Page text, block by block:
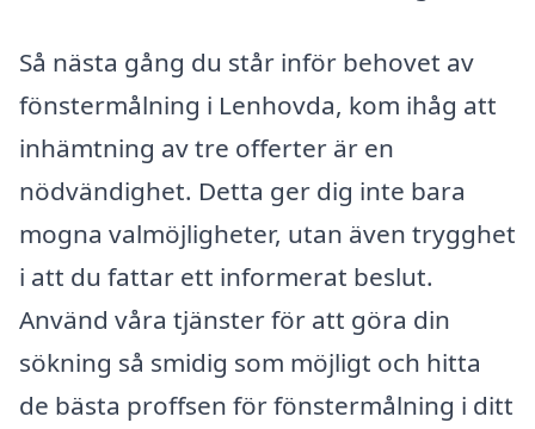
Så nästa gång du står inför behovet av
fönstermålning i Lenhovda, kom ihåg att
inhämtning av tre offerter är en
nödvändighet. Detta ger dig inte bara
mogna valmöjligheter, utan även trygghet
i att du fattar ett informerat beslut.
Använd våra tjänster för att göra din
sökning så smidig som möjligt och hitta
de bästa proffsen för fönstermålning i ditt